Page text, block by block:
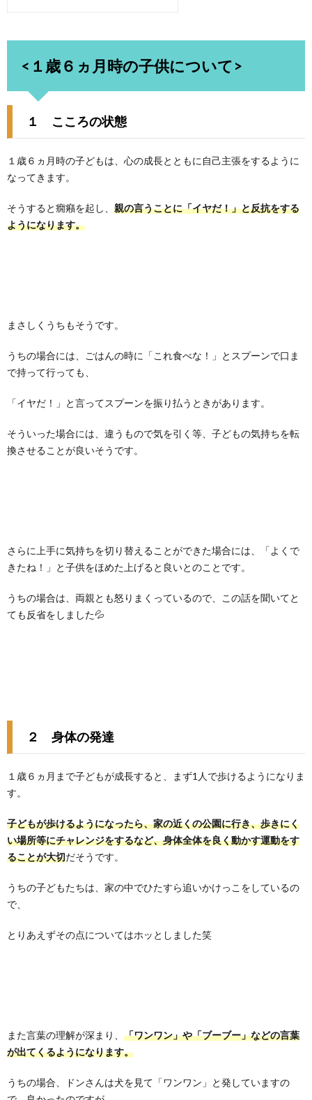
<１歳６ヵ月時の子供について>
１ こころの状態
１歳６ヵ月時の子どもは、心の成長とともに自己主張をするように
なってきます。
そうすると癇癪を起し、 親の言うことに「イヤだ！」と反抗をする
ようになります。
まさしくうちもそうです。
うちの場合には、ごはんの時に「これ食べな！」とスプーンで口ま
で持って行っても、
「イヤだ！」と言ってスプーンを振り払うときがあります。
そういった場合には、違うもので気を引く等、子どもの気持ちを転
換させることが良いそうです。
さらに上手に気持ちを切り替えることができた場合には、「よくで
きたね！」と子供をほめた上げると良いとのことです。
うちの場合は、両親とも怒りまくっているので、この話を聞いてと
ても反省をしました💦
２ 身体の発達
１歳６ヵ月まで子どもが成長すると、まず1人で歩けるようになりま
す。
子どもが歩けるようになったら、家の近くの公園に行き、歩きにく
い場所等にチャレンジをするなど、身体全体を良く動かす運動をす
ることが大切だそうです。
うちの子どもたちは、家の中でひたすら追いかけっこをしているの
で、
とりあえずその点についてはホッとしました笑
また言葉の理解が深まり、 「ワンワン」や「ブーブー」などの言葉
が出てくるようになります。
うちの場合、ドンさんは犬を見て「ワンワン」と発していますの